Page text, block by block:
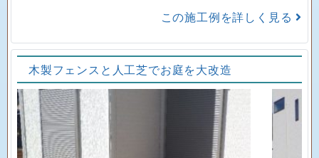
この施工例を詳しく見る
木製フェンスと人工芝でお庭を大改造